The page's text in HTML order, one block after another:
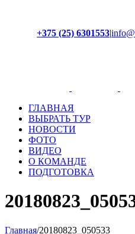
+375 (25) 6301553|
ГЛАВНАЯ
ВЫБРАТЬ ТУР
НОВОСТИ
ФОТО
ВИДЕО
О КОМАНДЕ
ПОДГОТОВКА
Главная/20180823_050533